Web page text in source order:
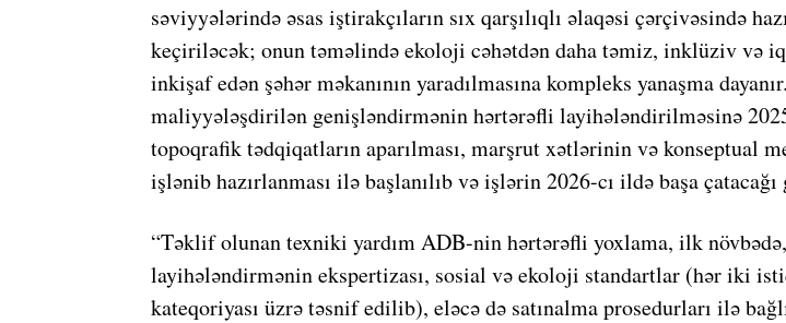
səviyyələrində əsas iştirakçıların sıx qarşılıqlı əlaqəsi çərçivəsində
keçiriləcək; onun təməlində ekoloji cəhətdən daha təmiz, inklüziv və
inkişaf edən şəhər məkanının yaradılmasına kompleks yanaşma
maliyyələşdirilən genişləndirmənin hərtərəfli layihələndirilməsinə
topoqrafik tədqiqatların aparılması, marşrut xətlərinin və konseptual
işlənib hazırlanması ilə başlanılıb və işlərin 2026-cı ildə başa
“Təklif olunan texniki yardım ADB-nin hərtərəfli yoxlama, ilk
layihələndirmənin ekspertizası, sosial və ekoloji standartlar (hər iki
kateqoriyası üzrə təsnif edilib), eləcə də satınalma prosedurları ilə